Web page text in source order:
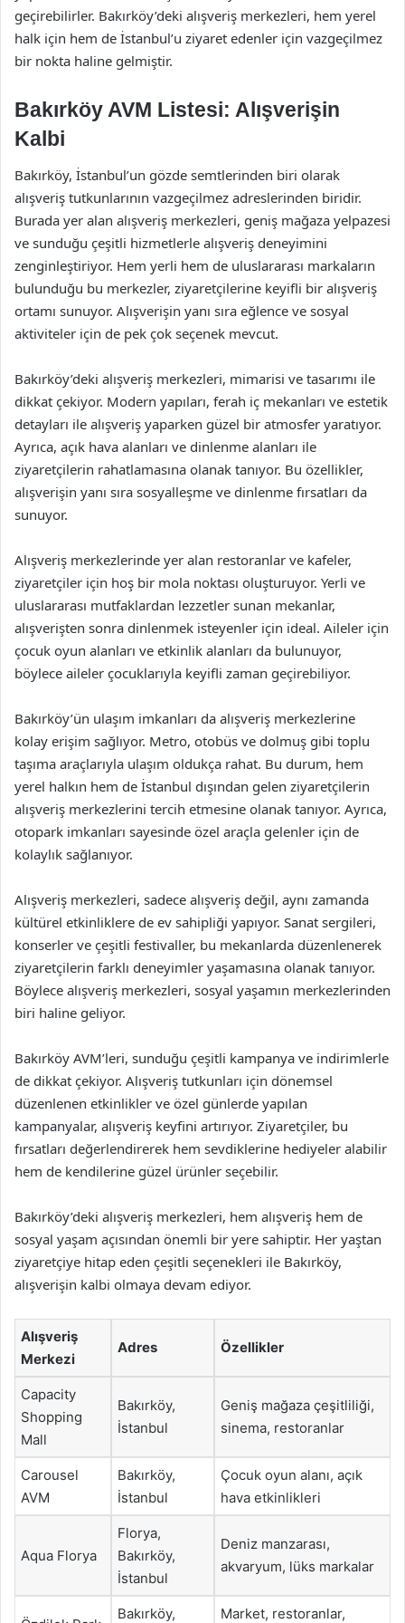
geçirebilirler. Bakırköy’deki alışveriş merkezleri, hem yerel
halk için hem de İstanbul’u ziyaret edenler için vazgeçilmez
bir nokta haline gelmiştir.
Bakırköy AVM Listesi: Alışverişin
Kalbi
Bakırköy, İstanbul’un gözde semtlerinden biri olarak
alışveriş tutkunlarının vazgeçilmez adreslerinden biridir.
Burada yer alan alışveriş merkezleri, geniş mağaza yelpazesi
ve sunduğu çeşitli hizmetlerle alışveriş deneyimini
zenginleştiriyor. Hem yerli hem de uluslararası markaların
bulunduğu bu merkezler, ziyaretçilerine keyifli bir alışveriş
ortamı sunuyor. Alışverişin yanı sıra eğlence ve sosyal
aktiviteler için de pek çok seçenek mevcut.
Bakırköy’deki alışveriş merkezleri, mimarisi ve tasarımı ile
dikkat çekiyor. Modern yapıları, ferah iç mekanları ve estetik
detayları ile alışveriş yaparken güzel bir atmosfer yaratıyor.
Ayrıca, açık hava alanları ve dinlenme alanları ile
ziyaretçilerin rahatlamasına olanak tanıyor. Bu özellikler,
alışverişin yanı sıra sosyalleşme ve dinlenme fırsatları da
sunuyor.
Alışveriş merkezlerinde yer alan restoranlar ve kafeler,
ziyaretçiler için hoş bir mola noktası oluşturuyor. Yerli ve
uluslararası mutfaklardan lezzetler sunan mekanlar,
alışverişten sonra dinlenmek isteyenler için ideal. Aileler için
çocuk oyun alanları ve etkinlik alanları da bulunuyor,
böylece aileler çocuklarıyla keyifli zaman geçirebiliyor.
Bakırköy’ün ulaşım imkanları da alışveriş merkezlerine
kolay erişim sağlıyor. Metro, otobüs ve dolmuş gibi toplu
taşıma araçlarıyla ulaşım oldukça rahat. Bu durum, hem
yerel halkın hem de İstanbul dışından gelen ziyaretçilerin
alışveriş merkezlerini tercih etmesine olanak tanıyor. Ayrıca,
otopark imkanları sayesinde özel araçla gelenler için de
kolaylık sağlanıyor.
Alışveriş merkezleri, sadece alışveriş değil, aynı zamanda
kültürel etkinliklere de ev sahipliği yapıyor. Sanat sergileri,
konserler ve çeşitli festivaller, bu mekanlarda düzenlenerek
ziyaretçilerin farklı deneyimler yaşamasına olanak tanıyor.
Böylece alışveriş merkezleri, sosyal yaşamın merkezlerinden
biri haline geliyor.
Bakırköy AVM’leri, sunduğu çeşitli kampanya ve indirimlerle
de dikkat çekiyor. Alışveriş tutkunları için dönemsel
düzenlenen etkinlikler ve özel günlerde yapılan
kampanyalar, alışveriş keyfini artırıyor. Ziyaretçiler, bu
fırsatları değerlendirerek hem sevdiklerine hediyeler alabilir
hem de kendilerine güzel ürünler seçebilir.
Bakırköy’deki alışveriş merkezleri, hem alışveriş hem de
sosyal yaşam açısından önemli bir yere sahiptir. Her yaştan
ziyaretçiye hitap eden çeşitli seçenekleri ile Bakırköy,
alışverişin kalbi olmaya devam ediyor.
Alışveriş
Merkezi
Adres Özellikler
Capacity
Shopping
Mall
Bakırköy,
İstanbul
Geniş mağaza çeşitliliği,
sinema, restoranlar
Carousel
AVM
Bakırköy,
İstanbul
Çocuk oyun alanı, açık
hava etkinlikleri
Aqua Florya
Florya,
Bakırköy,
İstanbul
Deniz manzarası,
akvaryum, lüks markalar
Bakırköy,
Market, restoranlar,